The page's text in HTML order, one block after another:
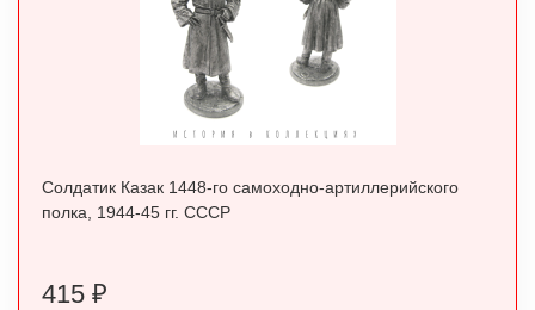
Солдатик Казак 1448-го самоходно-артиллерийского
полка, 1944-45 гг. СССР
415 ₽